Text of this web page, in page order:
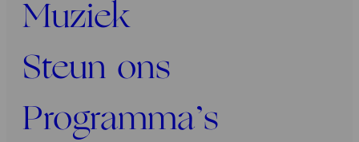
Muziek
Steun ons
Programma’s